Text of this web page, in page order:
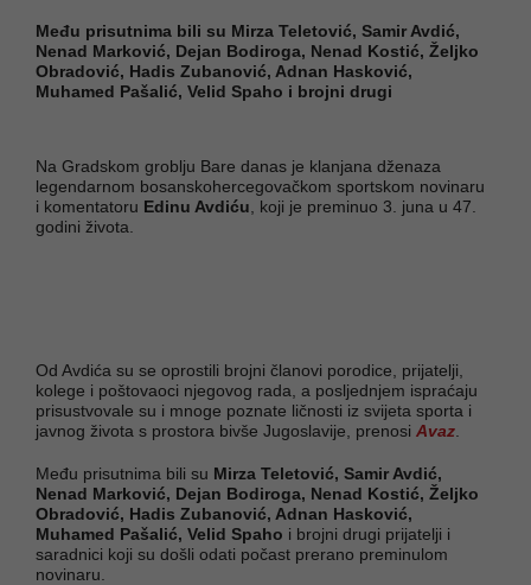
Među prisutnima bili su Mirza Teletović, Samir Avdić,
Nenad Marković, Dejan Bodiroga, Nenad Kostić, Željko
Obradović, Hadis Zubanović, Adnan Hasković,
Muhamed Pašalić, Velid Spaho i brojni drugi
Na Gradskom groblju Bare danas je klanjana dženaza
legendarnom bosanskohercegovačkom sportskom novinaru
i komentatoru Edinu Avdiću , koji je preminuo 3. juna u 47.
godini života.
Od Avdića su se oprostili brojni članovi porodice, prijatelji,
kolege i poštovaoci njegovog rada, a posljednjem ispraćaju
prisustvovale su i mnoge poznate ličnosti iz svijeta sporta i
javnog života s prostora bivše Jugoslavije, prenosi Avaz
Među prisutnima bili su Mirza Teletović, Samir Avdić,
Nenad Marković, Dejan Bodiroga, Nenad Kostić, Željko
Obradović, Hadis Zubanović, Adnan Hasković,
Muhamed Pašalić, Velid Spaho i brojni drugi prijatelji i
saradnici koji su došli odati počast prerano preminulom
novinaru.